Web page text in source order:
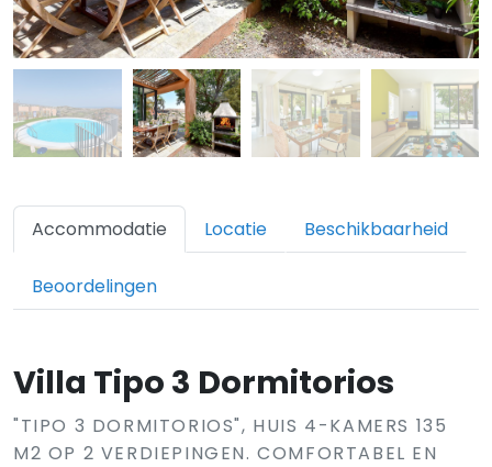
Accommodatie Locatie Beschikbaarheid
Beoordelingen
Villa Tipo 3 Dormitorios
"TIPO 3 DORMITORIOS", HUIS 4-KAMERS 135
M2 OP 2 VERDIEPINGEN. COMFORTABEL EN